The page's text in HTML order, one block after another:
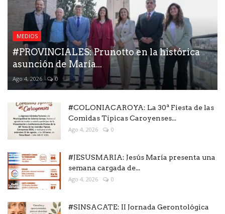
MEDIOS
#PROVINCIALES: Prunotto en la histórica
asunción de María...
Ago 4, 2026 0
#COLONIACAROYA: La 30ª Fiesta de las
Comidas Típicas Caroyenses...
Ago 4, 2026 0
#JESUSMARIA: Jesús María presenta una
semana cargada de...
Ago 4, 2026 0
#SINSACATE: II Jornada Gerontológica